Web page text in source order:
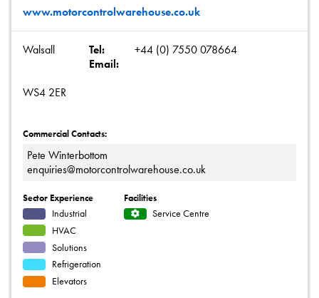
www.motorcontrolwarehouse.co.uk
Walsall
WS4 2ER
Tel:
+44 (0) 7550 078664
Email:
Commercial Contacts:
Pete Winterbottom
enquiries@motorcontrolwarehouse.co.uk
Sector Experience
Industrial
HVAC
Solutions
Refrigeration
Elevators
Facilities
Service Centre